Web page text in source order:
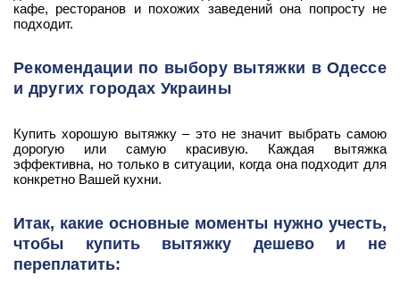
кафе, ресторанов и похожих заведений она попросту не
подходит.
Рекомендации по выбору вытяжки в Одессе
и других городах Украины
Купить хорошую вытяжку – это не значит выбрать самою
дорогую или самую красивую. Каждая вытяжка
эффективна, но только в ситуации, когда она подходит для
конкретно Вашей кухни.
Итак, какие основные моменты нужно учесть,
чтобы купить вытяжку дешево и не
переплатить: